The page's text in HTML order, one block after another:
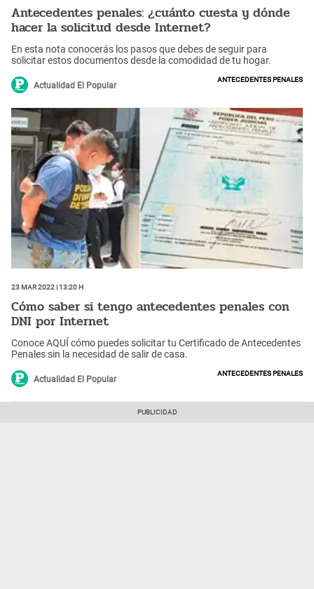
Antecedentes penales: ¿cuánto cuesta y dónde
hacer la solicitud desde Internet?
En esta nota conocerás los pasos que debes de seguir para
solicitar estos documentos desde la comodidad de tu hogar.
Actualidad El Popular
Antecedentes penales
23 Mar 2022 | 13:20 h
Cómo saber si tengo antecedentes penales con
DNI por Internet
Conoce AQUÍ cómo puedes solicitar tu Certificado de Antecedentes
Penales sin la necesidad de salir de casa.
Actualidad El Popular
Antecedentes penales